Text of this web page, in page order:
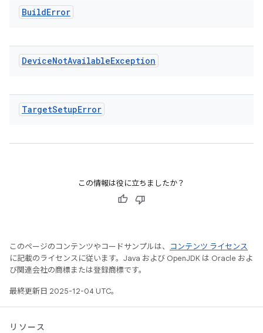
BuildError
DeviceNotAvailableException
TargetSetupError
この情報は役に立ちましたか？
このページのコンテンツやコードサンプルは、
コンテンツ ライセンス
に記載のライセンスに従います。Java および OpenJDK は Oracle およ
び関連会社の商標または登録商標です。
最終更新日 2025-12-04 UTC。
リソース